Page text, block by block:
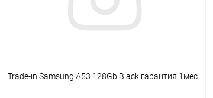
Trade-in Samsung A53 128Gb Black гарантия 1мес